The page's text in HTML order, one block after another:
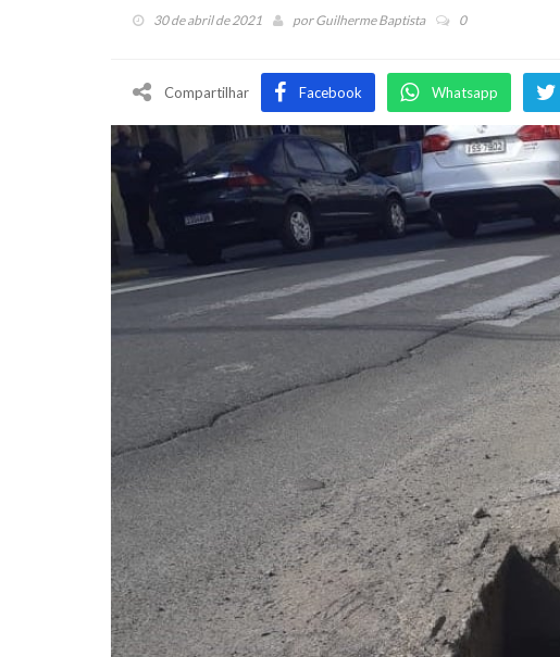
30 de abril de 2021 porGuilherme Baptista 0
Compartilhar Facebook Whatsapp